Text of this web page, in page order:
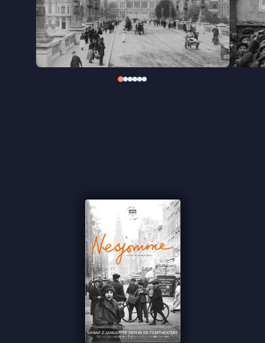
de Eerste Wereldoorlog wordt op de proef gesteld
door economische depressie, de opkomst van het
fascisme en de Tweede Wereldoorlog. Tegen deze
achtergrond groeit Rusha uit van een jong meisje
tot een zelfstandige vrouw die haar eigen keuzes